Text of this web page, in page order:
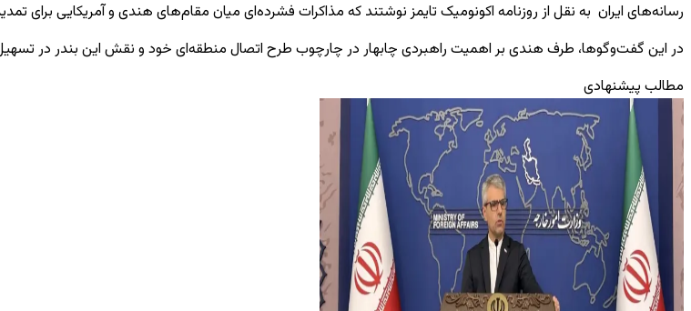
رسانه‌های ایران به نقل از روزنامه اکونومیک تایمز نوشتند که مذاکرات فشرده‌ای میان مقام‌های هندی و آمریکایی برای
در این گفت‌وگوها، طرف هندی بر اهمیت راهبردی چابهار در چارچوب طرح اتصال منطقه‌ای خود و نقش این بندر در
مطالب پیشنهادی